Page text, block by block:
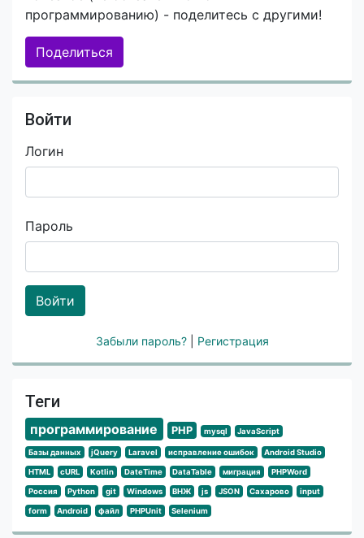
программированию) - поделитесь с другими!
Поделиться
Войти
Логин
Пароль
Войти
Забыли пароль? Регистрация
Теги
программирование PHP mysql JavaScript
Базы данных jQuery Laravel исправление ошибок Android Studio
HTML cURL Kotlin DateTime DataTable миграция PHPWord
Россия Python git Windows ВНЖ js JSON Сахарово input
form Android файл PHPUnit Selenium